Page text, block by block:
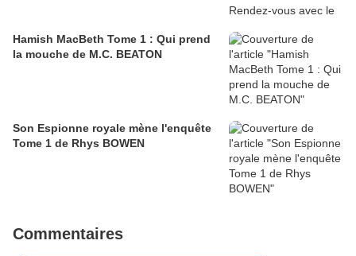
Hamish MacBeth Tome 1 : Qui prend
la mouche de M.C. BEATON
Son Espionne royale mène l'enquête
Tome 1 de Rhys BOWEN
Commentaires